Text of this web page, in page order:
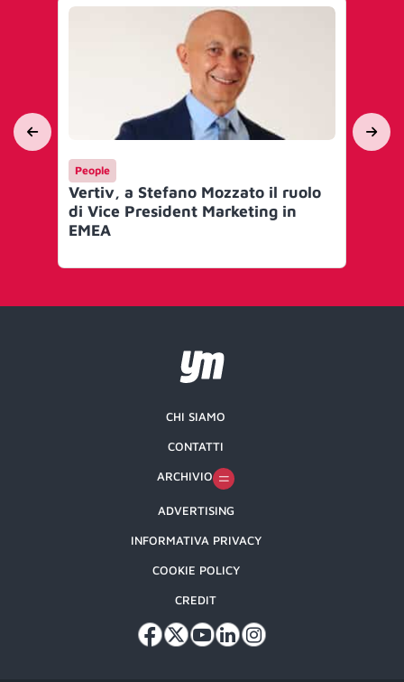
People
Vertiv, a Stefano Mozzato il ruolo
di Vice President Marketing in
EMEA
CHI SIAMO
CONTATTI
ARCHIVIO
ADVERTISING
INFORMATIVA PRIVACY
COOKIE POLICY
CREDIT